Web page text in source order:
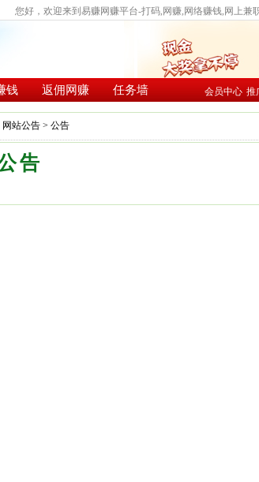
您好，欢迎来到易赚网赚平台-打码,网赚,网络赚钱,网上兼
钱 返佣网赚 任务墙 会员中心 推
网站公告 > 公告
告